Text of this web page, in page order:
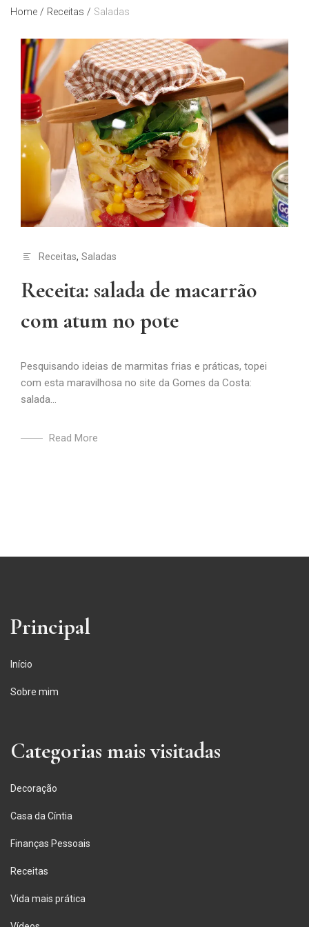
Home / Receitas / Saladas
Receitas, Saladas
Receita: salada de macarrão
com atum no pote
Pesquisando ideias de marmitas frias e práticas, topei
com esta maravilhosa no site da Gomes da Costa:
salada...
Read More
Principal
Início
Sobre mim
Categorias mais visitadas
Decoração
Casa da Cíntia
Finanças Pessoais
Receitas
Vida mais prática